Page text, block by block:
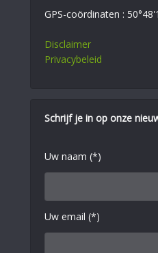
GPS-coördinaten :
Disclaimer
Privacybeleid
Schrijf je in op onze
Uw naam (*)
Uw email (*)